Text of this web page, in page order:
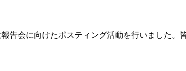
告会に向けたポスティング活動を行いました。